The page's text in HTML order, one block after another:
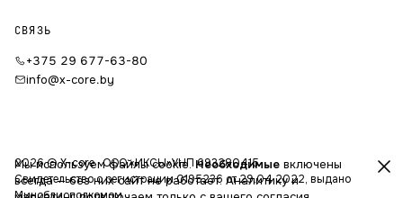
СВЯЗЬ
+375 29 677-63-80
info@x-core.by
2026 © X-core · ООО «ИКСЫ»УНП 693280415
Свидетельство о регистрации 0195236 от 29.04.2022, выдано
Мы используем файлы cookie.Необходимые включены
всегда — без них сайт не работает. Аналитику и